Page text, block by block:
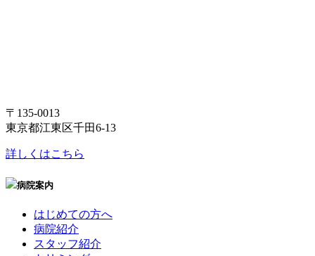
〒135-0013
東京都江東区千田6-13
詳しくはこちら
病院案内
はじめての方へ
病院紹介
スタッフ紹介